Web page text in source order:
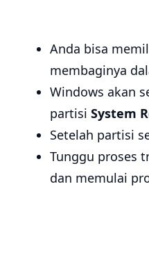
Anda bisa
membaginya
Windows akan
partisi System
Setelah partisi
Tunggu proses
dan memulai